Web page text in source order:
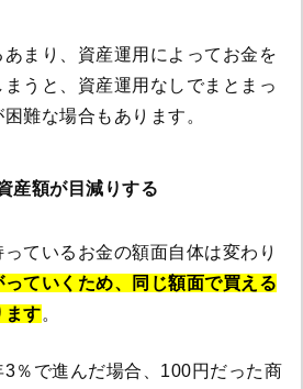
まり、資産運用によってお金を
うと、資産運用なしでまとまっ
難な場合もあります。
産額が目減りする
ているお金の額面自体は変わり
ていくため、同じ額面で買える
ます。
％で進んだ場合、100円だった商